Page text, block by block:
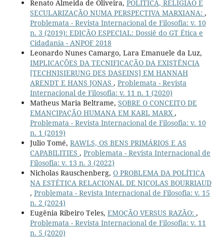
Renato Almeida de Oliveira, POLÍTICA, RELIGIÃO E
SECULARIZAÇÃO NUMA PERSPECTIVA MARXIANA: ,
Problemata - Revista Internacional de Filosofia: v. 10
n. 3 (2019): EDIÇÃO ESPECIAL: Dossiê do GT Ética e
Cidadania - ANPOF 2018
Leonardo Nunes Camargo, Lara Emanuele da Luz,
IMPLICAÇÕES DA TECNIFICAÇÃO DA EXISTÊNCIA
[TECHNISIERUNG DES DASEINS] EM HANNAH
ARENDT E HANS JONAS , Problemata - Revista
Internacional de Filosofia: v. 11 n. 1 (2020)
Matheus Maria Beltrame, SOBRE O CONCEITO DE
EMANCIPAÇÃO HUMANA EM KARL MARX ,
Problemata - Revista Internacional de Filosofia: v. 10
n. 1 (2019)
Julio Tomé, RAWLS, OS BENS PRIMÁRIOS E AS
CAPABILITIES , Problemata - Revista Internacional de
Filosofia: v. 13 n. 3 (2022)
Nicholas Rauschenberg, O PROBLEMA DA POLÍTICA
NA ESTÉTICA RELACIONAL DE NICOLAS BOURRIAUD
, Problemata - Revista Internacional de Filosofia: v. 15
n. 2 (2024)
Eugênia Ribeiro Teles, EMOÇÃO VERSUS RAZÃO: ,
Problemata - Revista Internacional de Filosofia: v. 11
n. 5 (2020)